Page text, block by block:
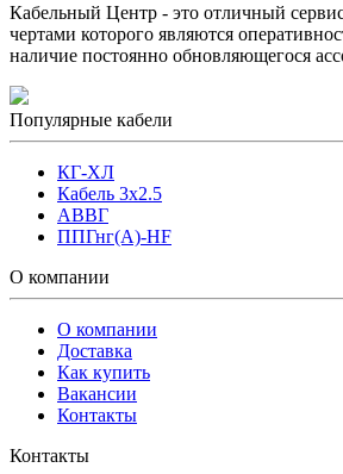
Кабельный Центр - это отличный
чертами которого являются
наличие постоянно обновляющегося
Популярные кабели
КГ-ХЛ
Кабель 3x2.5
АВВГ
ППГнг(А)-HF
О компании
О компании
Доставка
Как купить
Вакансии
Контакты
Контакты